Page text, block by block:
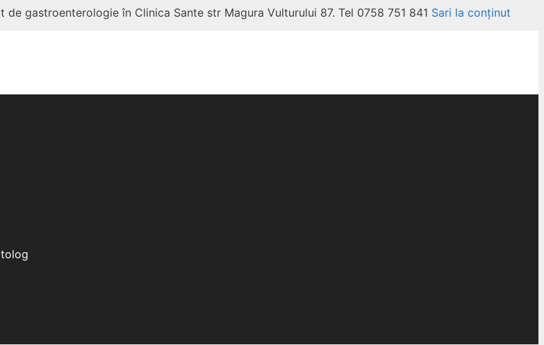
gastroenterologie în Clinica Sante str Magura Vulturului 87. Tel 0758 751 841 Sari la conținut